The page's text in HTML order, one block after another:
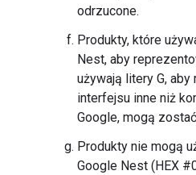
odrzucone.
Produkty, które
Nest, aby
używają litery G,
interfejsu inne niż
Google, mogą
Produkty nie mogą
Google Nest (HEX